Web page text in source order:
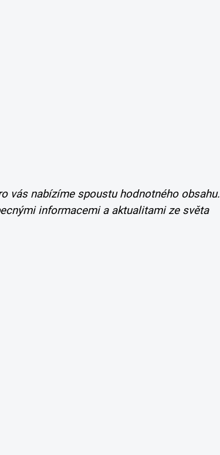
vás nabízíme spoustu hodnotného obsahu.
informacemi a aktualitami ze světa